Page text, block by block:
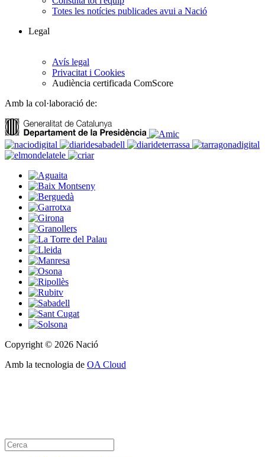
Totes les notícies publicades avui a Nació
Legal
Avís legal
Privacitat i Cookies
Audiència certificada ComScore
Amb la col·laboració de:
Copyright © 2026 Nació
Amb la tecnologia de OA Cloud